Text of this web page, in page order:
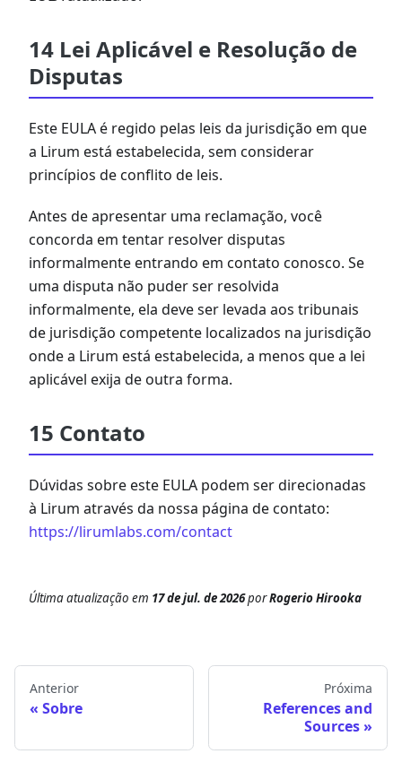
14 Lei Aplicável e Resolução de
Disputas
Este EULA é regido pelas leis da jurisdição em que
a Lirum está estabelecida, sem considerar
princípios de conflito de leis.
Antes de apresentar uma reclamação, você
concorda em tentar resolver disputas
informalmente entrando em contato conosco. Se
uma disputa não puder ser resolvida
informalmente, ela deve ser levada aos tribunais
de jurisdição competente localizados na jurisdição
onde a Lirum está estabelecida, a menos que a lei
aplicável exija de outra forma.
15 Contato
Dúvidas sobre este EULA podem ser direcionadas
à Lirum através da nossa página de contato:
https://lirumlabs.com/contact
Última atualização em 17 de jul. de 2026porRogerio Hirooka
Anterior
Sobre
Próxima
References and
Sources